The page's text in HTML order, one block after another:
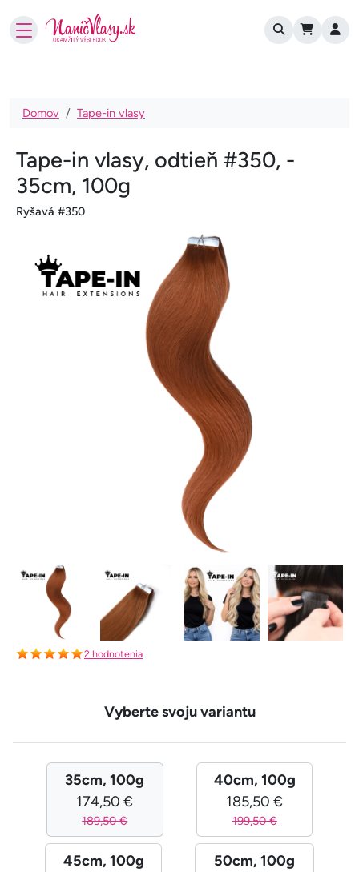
User account
Omrvinka
Domov Tape-in vlasy
Tape-in vlasy, odtieň #350, -
35cm, 100g
Ryšavá #350
2 hodnotenia
Vyberte svoju variantu
35cm, 100g
174,50 €
189,50 €
40cm, 100g
185,50 €
199,50 €
45cm, 100g
50cm, 100g